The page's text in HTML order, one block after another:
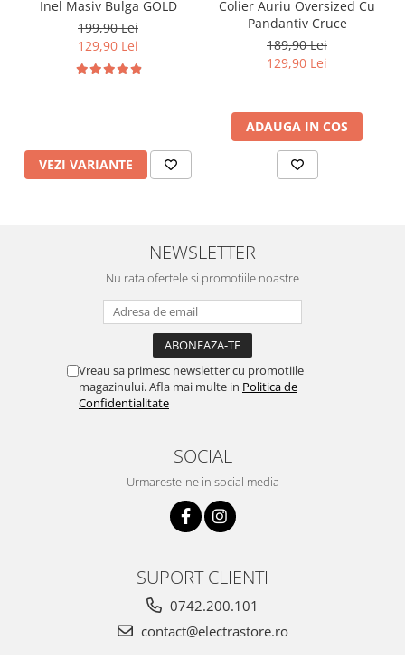
Inel Masiv Bulga GOLD
199,90 Lei
129,90 Lei
VEZI VARIANTE
Colier Auriu Oversized Cu
Pandantiv Cruce
189,90 Lei
129,90 Lei
ADAUGA IN COS
NEWSLETTER
Nu rata ofertele si promotiile noastre
Vreau sa primesc newsletter cu promotiile
magazinului. Afla mai multe in Politica de
Confidentialitate
SOCIAL
Urmareste-ne in social media
SUPORT CLIENTI
0742.200.101
contact@electrastore.ro